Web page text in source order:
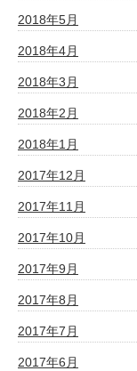
2018年5月
2018年4月
2018年3月
2018年2月
2018年1月
2017年12月
2017年11月
2017年10月
2017年9月
2017年8月
2017年7月
2017年6月